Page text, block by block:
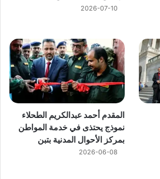
2026-07-10
المقدم أحمد عبدالكريم الطحلاء
نموذج يحتذى في خدمة المواطن
بمركز الأحوال المدنية بتبن
2026-06-08